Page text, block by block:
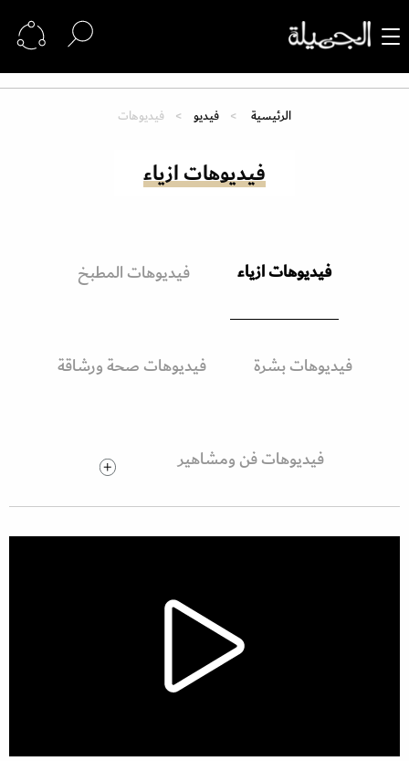
الرئيسية فيديو فيديوهات
فيديوهات ازياء
فيديوهات ازياء فيديوهات المطبخ
فيديوهات بشرة فيديوهات صحة ورشاقة
فيديوهات فن ومشاهير